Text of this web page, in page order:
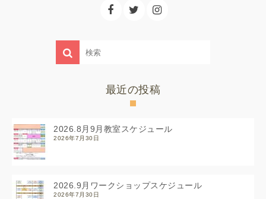
最近の投稿
2026.8月9月教室スケジュール
2026年7月30日
2026.9月ワークショップスケジュール
2026年7月30日